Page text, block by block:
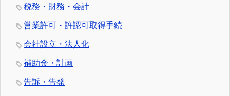
税務・財務・会計
営業許可・許認可取得手続
会社設立・法人化
補助金・計画
告訴・告発